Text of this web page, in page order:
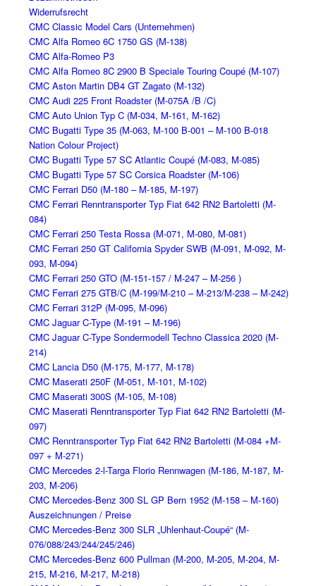
Widerrufsrecht
CMC Classic Model Cars (Unternehmen)
CMC Alfa Romeo 6C 1750 GS (M-138)
CMC Alfa-Romeo P3
CMC Alfa Romeo 8C 2900 B Speciale Touring Coupé (M-107)
CMC Aston Martin DB4 GT Zagato (M-132)
CMC Audi 225 Front Roadster (M-075A /B /C)
CMC Auto Union Typ C (M-034, M-161, M-162)
CMC Bugatti Type 35 (M-063, M-100 B-001 – M-100 B-018
Nation Colour Project)
CMC Bugatti Type 57 SC Atlantic Coupé (M-083, M-085)
CMC Bugatti Type 57 SC Corsica Roadster (M-106)
CMC Ferrari D50 (M-180 – M-185, M-197)
CMC Ferrari Renntransporter Typ Fiat 642 RN2 Bartoletti (M-
084)
CMC Ferrari 250 Testa Rossa (M-071, M-080, M-081)
CMC Ferrari 250 GT California Spyder SWB (M-091, M-092, M-
093, M-094)
CMC Ferrari 250 GTO (M-151-157 / M-247 – M-256 )
CMC Ferrari 275 GTB/C (M-199/M-210 – M-213/M-238 – M-242)
CMC Ferrari 312P (M-095, M-096)
CMC Jaguar C-Type (M-191 – M-196)
CMC Jaguar C-Type Sondermodell Techno Classica 2020 (M-
214)
CMC Lancia D50 (M-175, M-177, M-178)
CMC Maserati 250F (M-051, M-101, M-102)
CMC Maserati 300S (M-105, M-108)
CMC Maserati Renntransporter Typ Fiat 642 RN2 Bartoletti (M-
097)
CMC Renntransporter Typ Fiat 642 RN2 Bartoletti (M-084 +M-
097 + M-271)
CMC Mercedes 2-l-Targa Florio Rennwagen (M-186, M-187, M-
203, M-206)
CMC Mercedes-Benz 300 SL GP Bern 1952 (M-158 – M-160)
Auszeichnungen / Preise
CMC Mercedes-Benz 300 SLR „Uhlenhaut-Coupé“ (M-
076/088/243/244/245/246)
CMC Mercedes-Benz 600 Pullman (M-200, M-205, M-204, M-
215, M-216, M-217, M-218)